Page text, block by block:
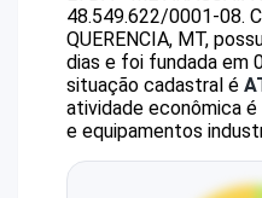
48.549.622/0001-08.
QUERENCIA, MT,
dias e foi fundada em
situação cadastral é
atividade econômica
e equipamentos